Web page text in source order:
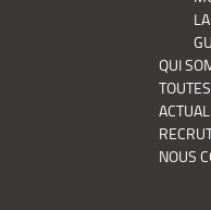
QUI
NOUS